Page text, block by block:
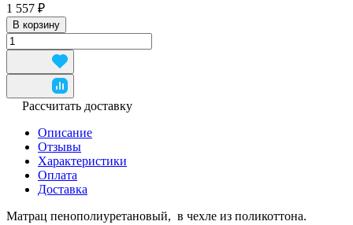
1 557 ₽
В корзину
Рассчитать доставку
Описание
Отзывы
Характеристики
Оплата
Доставка
Матрац пенополиуретановый, в чехле из поликоттона.